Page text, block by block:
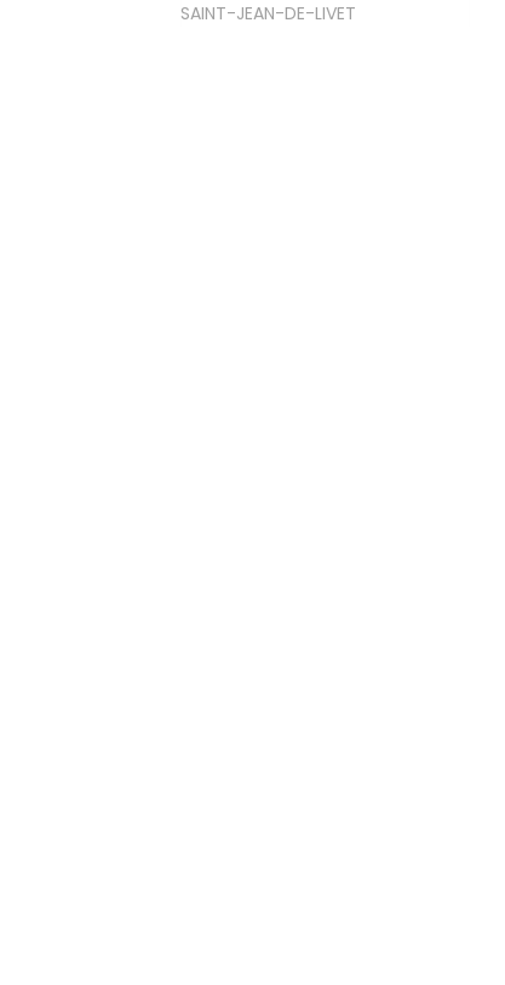
SAINT-JEAN-DE-LIVET